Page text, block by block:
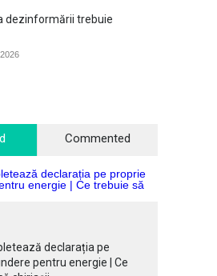
dezinformării trebuie
Commented
declarația pe
pentru energie | Ce